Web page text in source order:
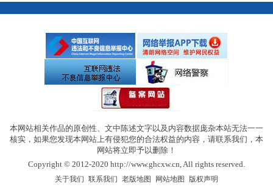
本网站相关作品的原创性、文中陈述文字以及内容数据庞杂本站无法一一
核实，如果您发现本网站上有侵犯您的合法权益的内容，请联系我们，本
网站将立即予以删除！
Copyright © 2012-2020 http://www.ghcxw.cn, All rights reserved.
关于我们 联系我们 老版地图 网站地图 版权声明